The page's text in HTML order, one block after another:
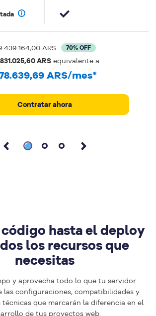
ARS 70% OFF
ARS equivalente a
ARS/mes*
Contratar ahora
código hasta el deploy
los recursos que
necesitas
y aprovecha todo lo que tu servidor
las configuraciones, compatibilidades y
que marcarán la diferencia en el
de tus proyectos web.